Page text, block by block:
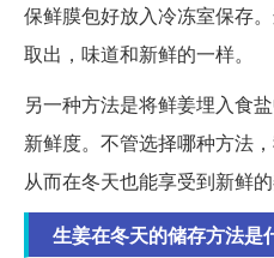
保鲜膜包好放入冷冻室保存
取出，味道和新鲜的一样。
另一种方法是将鲜姜埋入食
新鲜度。不管选择哪种方法
从而在冬天也能享受到新鲜的
生姜在冬天的储存方法是